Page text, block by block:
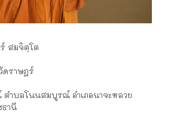
สมจิตฺโต
ดราษฎร์
ำบลโนนสมบูรณ์ อำเภอนาจะหลวย
านี